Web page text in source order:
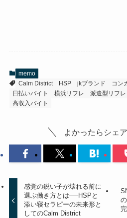
memo
Calm District
HSP jkブランド コン
日払いバイト
横浜リフレ 派遣型リフレ
高収入バイト
よかったらシェ
感覚の鋭い子が壊れる前に
選ぶ働き方とは──HSPと
添い寝セラピーの未来形と
してのCalm District